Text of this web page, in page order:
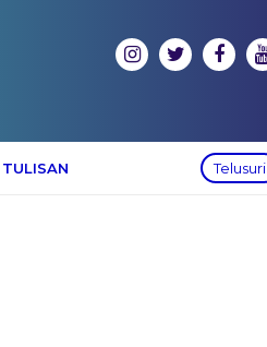
TULISAN Telusuri